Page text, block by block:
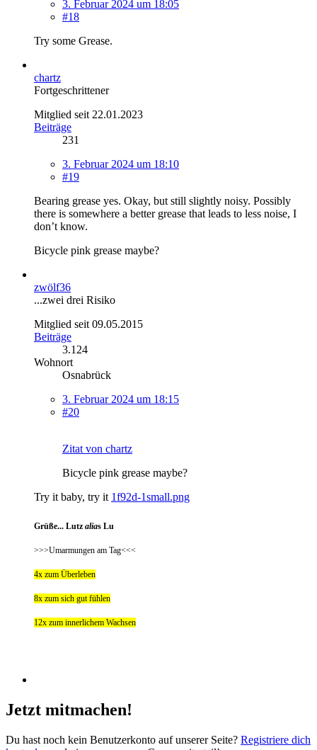
3. Februar 2024 um 18:05
#18
Try some Grease.
chartz
Fortgeschrittener
Mitglied seit 22.01.2023
Beiträge
231
3. Februar 2024 um 18:10
#19
Bearing grease yes. Okay, but still slightly noisy. Possibly
there is somewhere a better grease that leads to less noise, I
don’t know.
Bicycle pink grease maybe?
zwölf36
...zwei drei Risiko
Mitglied seit 09.05.2015
Beiträge
3.124
Wohnort
Osnabrück
3. Februar 2024 um 18:15
#20
Zitat von chartz
Bicycle pink grease maybe?
Try it baby, try it 1f92d-1small.png
Grüße... Lutz alias Lu
>>>Umarmungen am Tag<<<
4x zum Überleben
8x zum sich gut fühlen
12x zum innerlichem Wachsen
Jetzt mitmachen!
Du hast noch kein Benutzerkonto auf unserer Seite? Registriere dich